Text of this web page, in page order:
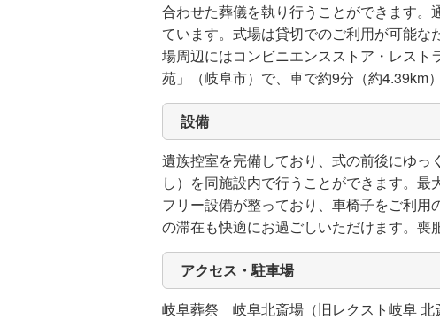
合わせた葬儀を執り行うことができます
ています。式場は貸切でのご利用が可能
場周辺にはコンビニエンスストア・レス
苑」（岐阜市）で、車で約9分（約4.39km
設備
遺族控室を完備しており、式の前後にゆ
し）を同施設内で行うことができます。
フリー設備が整っており、車椅子をご利
の滞在も快適にお過ごしいただけます。喪
アクセス・駐車場
岐阜葬祭 岐阜北斎場（旧レクスト岐阜